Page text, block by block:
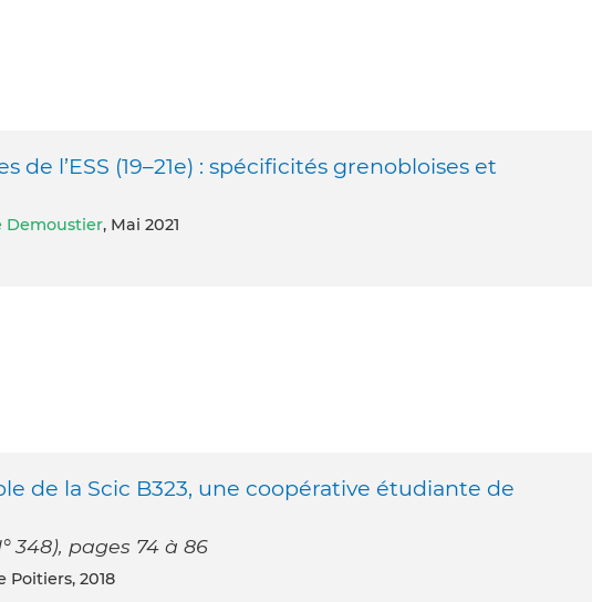
l’ESS (19–21e) : spécificités grenobloises et
Demoustier, Mai 2021
de la Scic B323, une coopérative étudiante de
348), pages 74 à 86
Poitiers, 2018